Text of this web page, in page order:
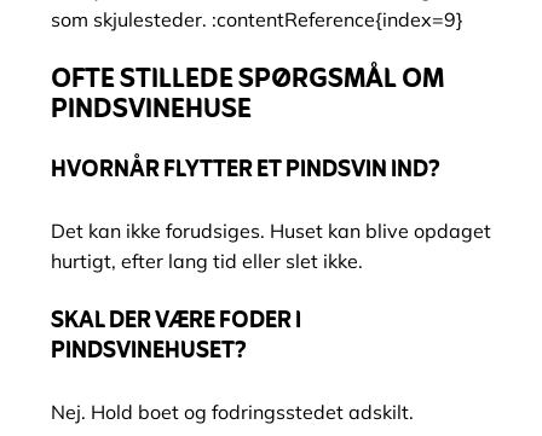
som skjulesteder. :contentReference{index=9}
OFTE STILLEDE SPØRGSMÅL OM
PINDSVINEHUSE
HVORNÅR FLYTTER ET PINDSVIN IND?
Det kan ikke forudsiges. Huset kan blive opdaget
hurtigt, efter lang tid eller slet ikke.
SKAL DER VÆRE FODER I
PINDSVINEHUSET?
Nej. Hold boet og fodringsstedet adskilt.